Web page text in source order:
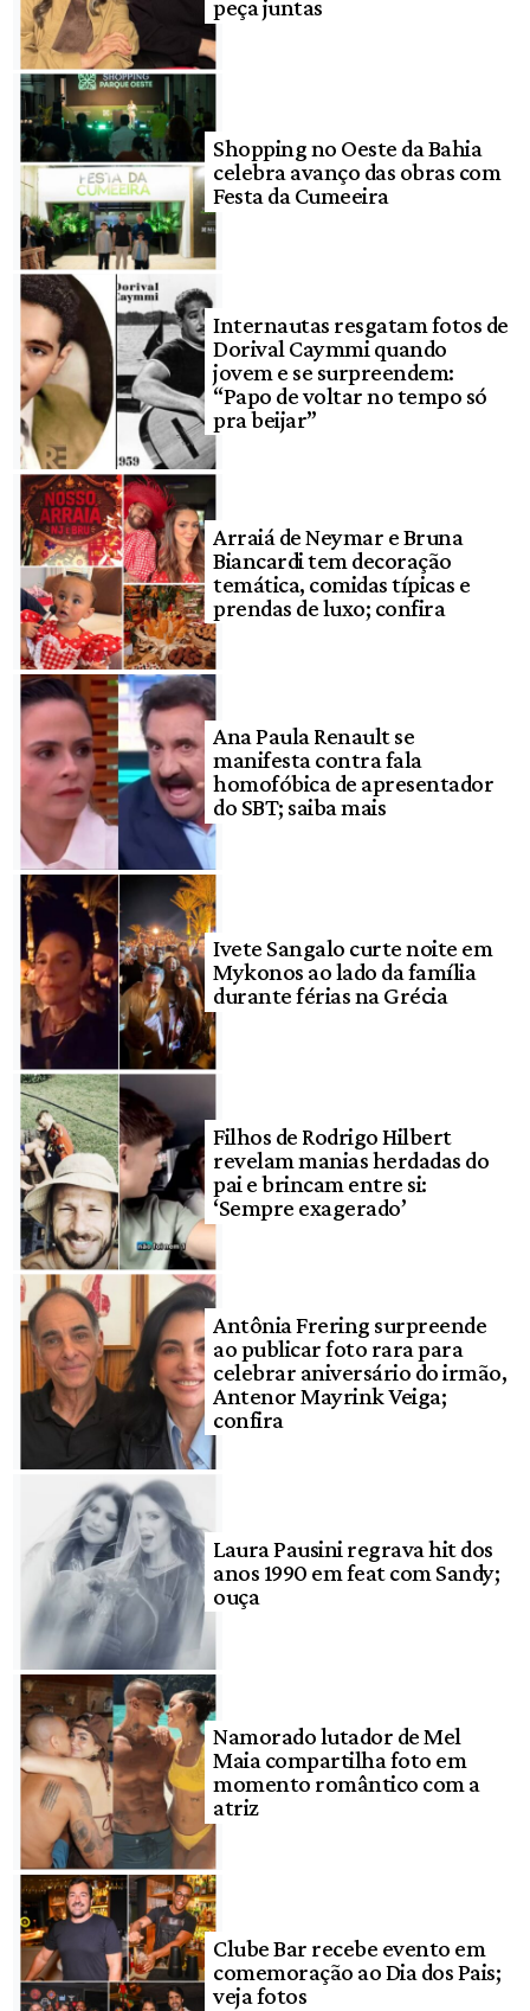
peça juntas
Shopping no Oeste da Bahia
celebra avanço das obras com
Festa da Cumeeira
Internautas resgatam fotos de
Dorival Caymmi quando
jovem e se surpreendem:
“Papo de voltar no tempo só
pra beijar”
Arraiá de Neymar e Bruna
Biancardi tem decoração
temática, comidas típicas e
prendas de luxo; confira
Ana Paula Renault se
manifesta contra fala
homofóbica de apresentador
do SBT; saiba mais
Ivete Sangalo curte noite em
Mykonos ao lado da família
durante férias na Grécia
Filhos de Rodrigo Hilbert
revelam manias herdadas do
pai e brincam entre si:
‘Sempre exagerado’
Antônia Frering surpreende
ao publicar foto rara para
celebrar aniversário do irmão,
Antenor Mayrink Veiga;
confira
Laura Pausini regrava hit dos
anos 1990 em feat com Sandy;
ouça
Namorado lutador de Mel
Maia compartilha foto em
momento romântico com a
atriz
Clube Bar recebe evento em
comemoração ao Dia dos Pais;
veja fotos